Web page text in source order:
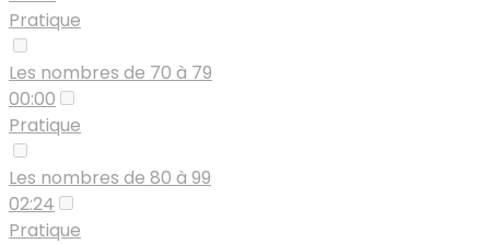
Pratique
Les nombres de 70 à 79
00:00
Pratique
Les nombres de 80 à 99
02:24
Pratique